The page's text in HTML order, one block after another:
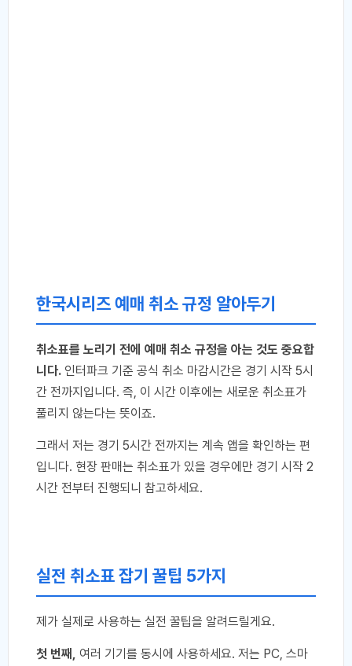
한국시리즈 예매 취소 규정 알아두기
취소표를 노리기 전에 예매 취소 규정을 아는 것도 중요합
니다. 인터파크 기준 공식 취소 마감시간은 경기 시작 5시
간 전까지입니다. 즉, 이 시간 이후에는 새로운 취소표가
풀리지 않는다는 뜻이죠.
그래서 저는 경기 5시간 전까지는 계속 앱을 확인하는 편
입니다. 현장 판매는 취소표가 있을 경우에만 경기 시작 2
시간 전부터 진행되니 참고하세요.
실전 취소표 잡기 꿀팁 5가지
제가 실제로 사용하는 실전 꿀팁을 알려드릴게요.
첫 번째, 여러 기기를 동시에 사용하세요. 저는 PC, 스마